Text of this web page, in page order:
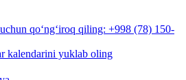
qoʻngʻiroq qiling: +998 (78) 150-
kalendarini yuklab oling